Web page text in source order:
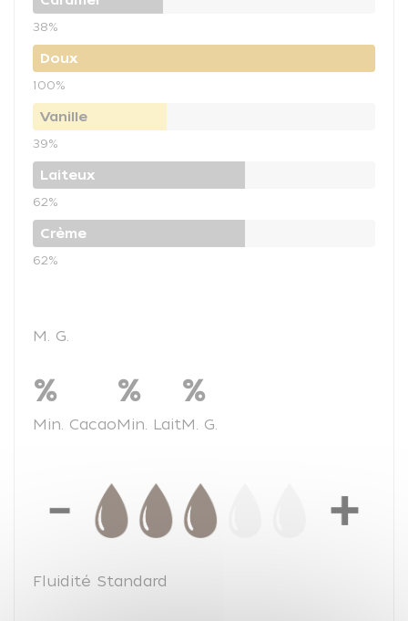
38%
Doux
100%
Vanille
39%
Laiteux
62%
Crème
62%
M. G.
%
Min. Cacao
%
Min. Lait
%
M. G.
Fluidité Standard